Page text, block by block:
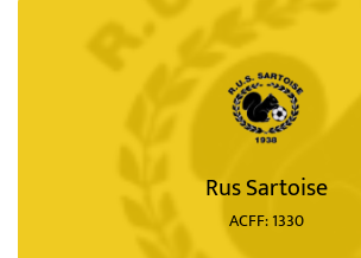
Rus Sartoise
ACFF: 1330